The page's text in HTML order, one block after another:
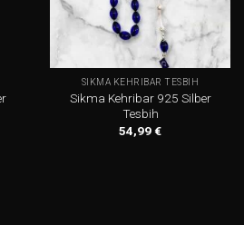
SIKMA KEHRIBAR TESBIH
Sikma Kehribar 925 Silber
Tesbih
54,99€